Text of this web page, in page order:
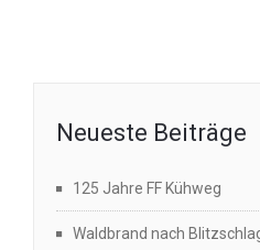
Neueste Beiträge
125 Jahre FF Kühweg
Waldbrand nach